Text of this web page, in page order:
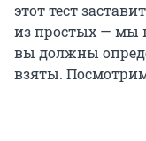
этот тест
из простых — мы
вы должны
взяты.